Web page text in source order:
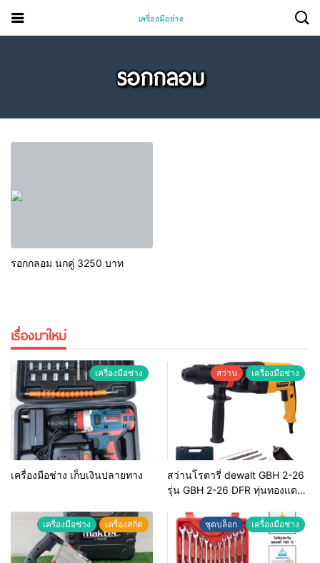
รอกกลอม
รอกกลอม นกคู่ 3250 บาท
เรื่องมาใหม่
เครื่องมือช่าง
เครื่องมือช่าง เก็บเงินปลายทาง
สว่าน เครื่องมือช่าง
สว่านโรตารี่ dewalt GBH 2-26
รุ่น GBH 2-26 DFR ทุ่นทองแดง
เครื่องมือช่าง เครื่องสกัด ชุดบล็อก เครื่องมือช่าง